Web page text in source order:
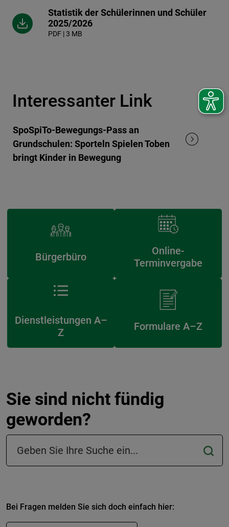
Statistik der Schülerinnen und Schüler
2025/2026
PDF | 3 MB
Interessanter Link
SpoSpiTo-Bewegungs-Pass an
Grundschulen: Sporteln Spielen Toben
bringt Kinder in Bewegung
Bürgerbüro
Online-
Terminvergabe
Dienstleistungen A–
Z
Formulare A–Z
Sie sind nicht fündig
geworden?
Suchfeld in der Fußzeile
Bei Fragen melden Sie sich doch einfach hier: